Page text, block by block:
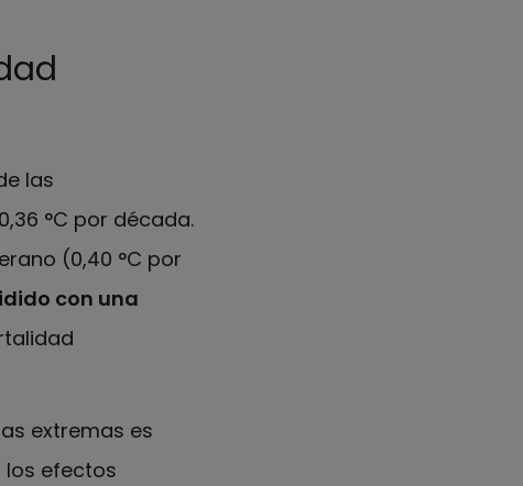
las
°C por década.
(0,40 °C por
con una
extremas es
efectos